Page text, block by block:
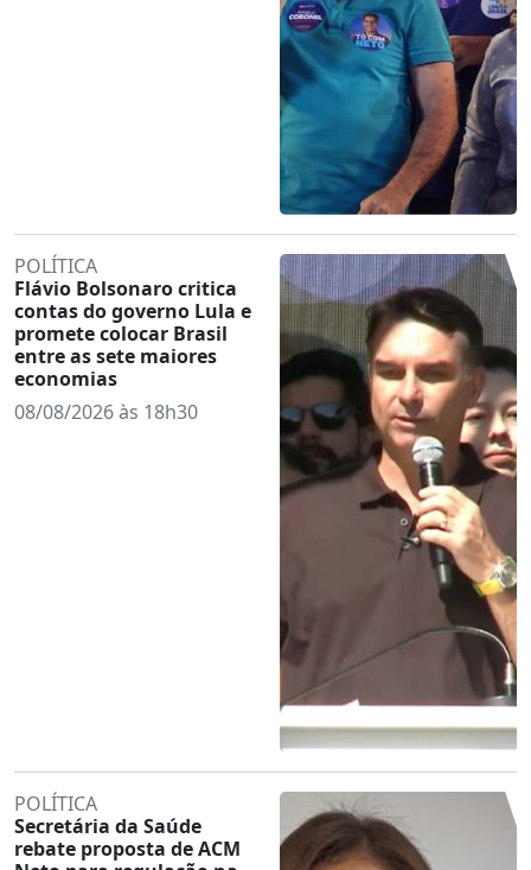
POLÍTICA
Flávio Bolsonaro critica
contas do governo Lula e
promete colocar Brasil
entre as sete maiores
economias
08/08/2026 às 18h30
POLÍTICA
Secretária da Saúde
rebate proposta de ACM